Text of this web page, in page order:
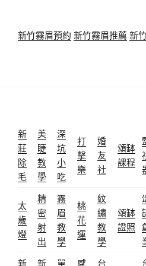
新竹霧眉預約 新竹霧眉推薦 新
新
莊
除
毛
美
睫
教
學
深
坑
小
吃
打
擊
樂
婚
友
社
頌缽
課程
太
歲
燈
精
密
射
出
霧
眉
教
學
桃
花
運
紋
繡
教
學
頌缽
證照
新 新 單 感 台